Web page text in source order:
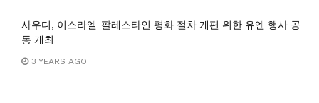
사우디, 이스라엘-팔레스타인 평화 절차 개편 위한 유엔 행사 공
동 개최
3 YEARS AGO